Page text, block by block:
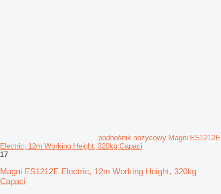
podnośnik nożycowy Magni ES1212E
Electric, 12m Working Height, 320kg Capaci
17
Magni ES1212E Electric, 12m Working Height, 320kg
Capaci